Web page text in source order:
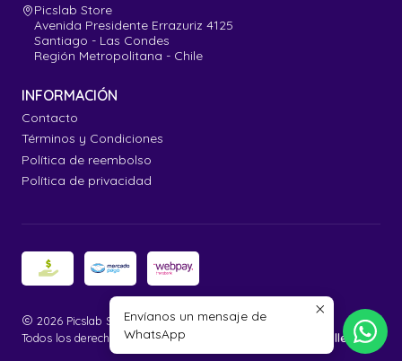
Picslab Store
Avenida Presidente Errazuriz 4125
Santiago - Las Condes
Región Metropolitana - Chile
INFORMACIÓN
Contacto
Términos y Condiciones
Política de reembolso
Política de privacidad
2026 Picslab Store.
Todos los derechos reservados.
Desarrollado por Jumpseller .
Envíanos un mensaje de
WhatsApp